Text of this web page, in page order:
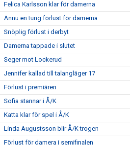
Felica Karlsson klar för damerna
Ännu en tung förlust för damerna
Snöplig förlust i derbyt
Damerna tappade i slutet
Seger mot Lockerud
Jennifer kallad till talangläger 17
Förlust i premiären
Sofia stannar i Å/K
Katta klar för spel i Å/K
Linda Augustsson blir Å/K trogen
Förlust för damera i semifinalen